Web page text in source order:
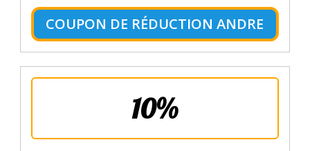
COUPON DE RÉDUCTION ANDRE
10%